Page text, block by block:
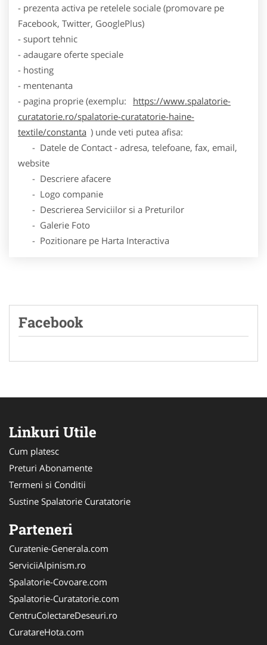
- prezenta activa pe retelele sociale (promovare pe
Facebook, Twitter, GooglePlus)
- suport tehnic
- adaugare oferte speciale
- hosting
- mentenanta
- pagina proprie (exemplu:
https://www.spalatorie-
curatatorie.ro/spalatorie-curatatorie-haine-
textile/constanta ) unde veti putea afisa:
- Datele de Contact - adresa, telefoane, fax, email,
website
- Descriere afacere
- Logo companie
- Descrierea Serviciilor si a Preturilor
- Galerie Foto
- Pozitionare pe Harta Interactiva
Facebook
Linkuri Utile
Cum platesc
Preturi Abonamente
Termeni si Conditii
Sustine Spalatorie Curatatorie
Parteneri
Curatenie-Generala.com
ServiciiAlpinism.ro
Spalatorie-Covoare.com
Spalatorie-Curatatorie.com
CentruColectareDeseuri.ro
CuratareHota.com